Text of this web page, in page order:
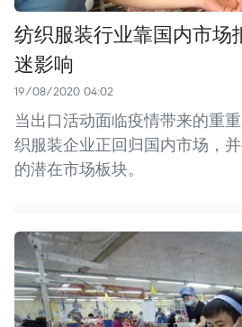
纺织服装行业靠国内市场
迷影响
19/08/2020 04:02
当出口活动面临疫情带来的重
织服装企业正回归国内市场，
的潜在市场板块。